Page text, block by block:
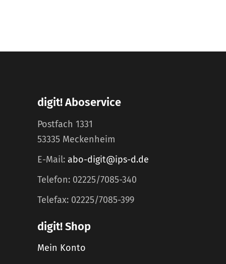
digit! Aboservice
Postfach 1331
53335 Meckenheim
E-Mail: abo-digit@ips-d.de
Telefon: 02225/7085-340
Telefax: 02225/7085-399
digit! Shop
Mein Konto